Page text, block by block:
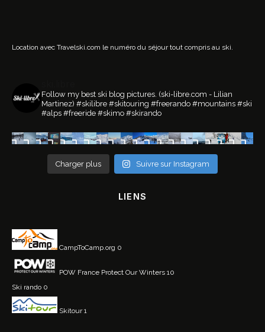
Location avec Travelski.com le numéro du séjour tout compris au ski.
Follow my best ski blog pictures. (ski-libre.com - Lilian
Martinez) #skilibre #skitouring #freerando #mountains #ski
#alps #freeride #skimo #skirando
Charger plus Suivre sur Instagram
LIENS
CampToCamp.org 0
POW France Protect Our Winters 10
Ski rando 0
Skitour1